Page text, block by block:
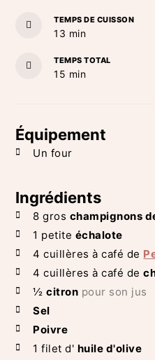
TEMPS DE CUISSON
13 minutes
min
TEMPS TOTAL
15 minutes
min
Équipement
Un four
Ingrédients
8 gros champignons
1 petite échalote
4 cuillères à café de
4 cuillères à café de
½ citron pour son jus
Sel
Poivre
1 filet d' huile d'olive